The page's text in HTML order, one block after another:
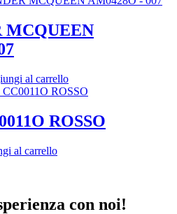
€.
MCQUEEN
€.
al carrello
ROSSO
al carrello
con noi!